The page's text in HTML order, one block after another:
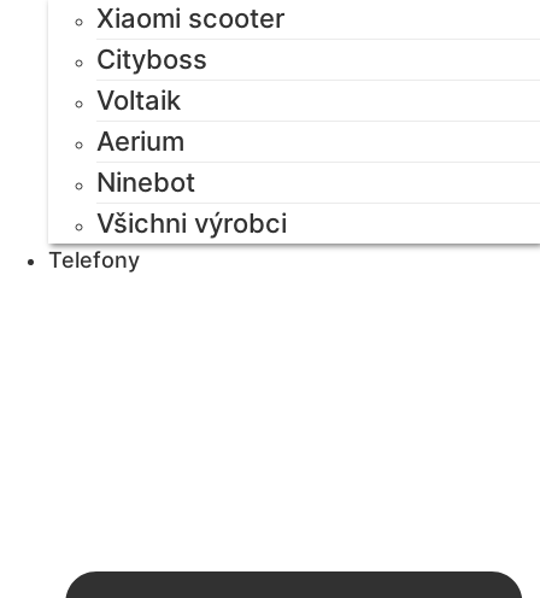
Xiaomi scooter
Cityboss
Voltaik
Aerium
Ninebot
Všichni výrobci
Telefony